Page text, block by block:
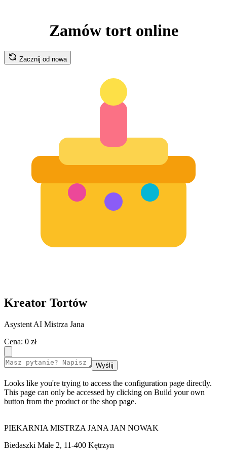
Zamów tort online
Zacznij od nowa
Kreator Tortów
Asystent AI Mistrza Jana
Cena: 0 zł
Wyślij
Looks like you're trying to access the configuration page directly.
This page can only be accessed by clicking on Build your own
button from the product or the shop page.
PIEKARNIA MISTRZA JANA JAN NOWAK
Biedaszki Małe 2, 11-400 Kętrzyn